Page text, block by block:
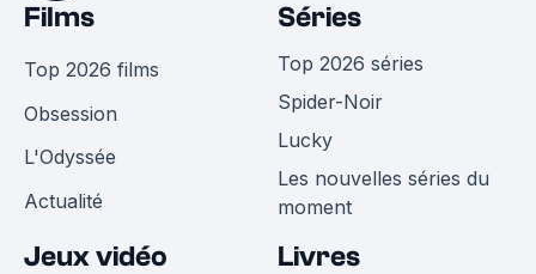
Films
Top 2026 films
Obsession
L'Odyssée
Actualité
Séries
Top 2026 séries
Spider-Noir
Lucky
Les nouvelles séries du
moment
Jeux vidéo Livres